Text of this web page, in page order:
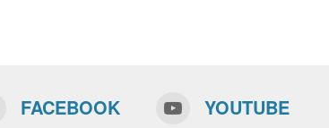
FACEBOOK YOUTUBE